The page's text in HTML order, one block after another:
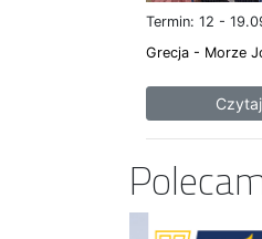
Termin: 12 -
Grecja - Morze